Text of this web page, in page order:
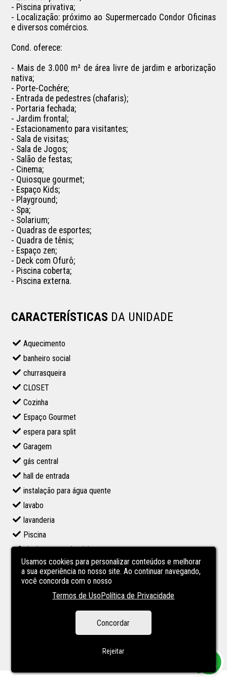
- Piscina privativa;
- Localização: próximo ao Supermercado Condor Oficinas
e diversos comércios.
Cond. oferece:
- Mais de 3.000 m² de área livre de jardim e arborização
nativa;
- Porte-Cochére;
- Entrada de pedestres (chafaris);
- Portaria fechada;
- Jardim frontal;
- Estacionamento para visitantes;
- Sala de visitas;
- Sala de Jogos;
- Salão de festas;
- Cinema;
- Quiosque gourmet;
- Espaço Kids;
- Playground;
- Spa;
- Solarium;
- Quadras de esportes;
- Quadra de tênis;
- Espaço zen;
- Deck com Ofurô;
- Piscina coberta;
- Piscina externa.
CARACTERÍSTICAS DA UNIDADE
Aquecimento
banheiro social
churrasqueira
CLOSET
Cozinha
Espaço Gourmet
espera para split
Garagem
gás central
hall de entrada
instalação para água quente
lavabo
lavanderia
Piscina
piscina no condominio
piso frio
porcelanato
PORTARIA 24 HS
Usamos cookies para personalizar conteúdos e melhorar
a sua experiência no nosso site. Ao continuar navegando,
você concorda com o nosso
Termos de UsoPolítica de Privacidade
Concordar
Rejeitar